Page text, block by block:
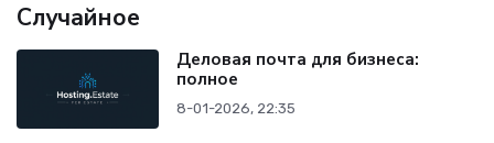
Случайное
Деловая почта для бизнеса:
полное
8-01-2026, 22:35